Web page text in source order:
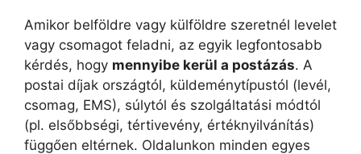
Amikor belföldre vagy külföldre szeretnél levelet
vagy csomagot feladni, az egyik legfontosabb
kérdés, hogy mennyibe kerül a postázás. A
postai díjak országtól, küldeménytípustól (levél,
csomag, EMS), súlytól és szolgáltatási módtól
(pl. elsőbbségi, tértivevény, értéknyilvánítás)
függően eltérnek. Oldalunkon minden egyes